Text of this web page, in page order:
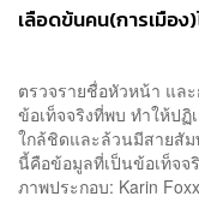
เลือดข้นคน(การเมือง
ตรวจรายชื่อหัวหน้า แล
ข้อเท็จจริงที่พบ ทำให้ป
ใกล้ชิดและล้วนมีสายสัม
นี้คือข้อมูลที่เป็นข้อเท็จจ
ภาพประกอบ: Karin